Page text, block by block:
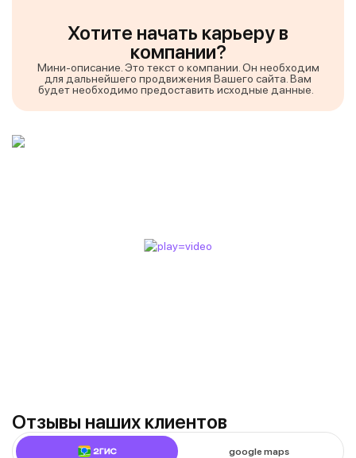
Хотите начать карьеру в
компании?
Мини-описание. Это текст о компании. Он необходим
для дальнейшего продвижения Вашего сайта. Вам
будет необходимо предоставить исходные данные.
Отзывы наших клиентов
google maps